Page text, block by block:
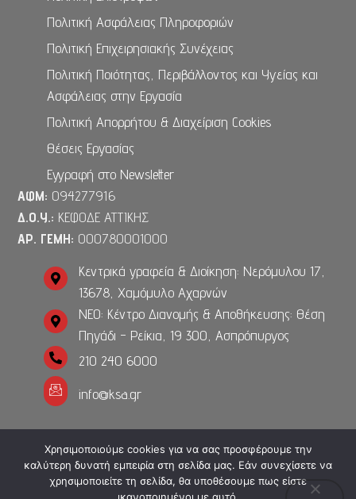
Πολιτική Ασφάλειας Πληροφοριών
Πολιτική Επιχειρησιακής Συνέχειας
Πολιτική Ποιότητας, Περιβάλλοντος και Υγείας και
Ασφάλειας στην Εργασία
Πολιτική Απορρήτου & Διαχείριση Cookies
Θέσεις Εργασίας
Εγγραφή στο Newsletter
ΑΦΜ: 094277916
Δ.Ο.Υ.: ΚΕΦΟΔΕ ΑΤΤΙΚΗΣ
ΑΡ. ΓΕΜΗ: 000780001000
Κεντρικά γραφεία & Διοίκηση: Νερόμυλου 17,
13678, Χαμόμυλο Αχαρνών
ΝΕΟ: Κέντρο Διανομής & Αποθήκευσης: Θέση
Πηγάδι - Ρείκια, 19 300, Ασπρόπυργος
210 240 6000
info@ksa.gr
Copyright 2023. Powered byMedia Planners. All rights
reserved.
Χρησιμοποιούμε cookies για να σας προσφέρουμε την
καλύτερη δυνατή εμπειρία στη σελίδα μας. Εάν συνεχίσετε να
χρησιμοποιείτε τη σελίδα, θα υποθέσουμε πως είστε